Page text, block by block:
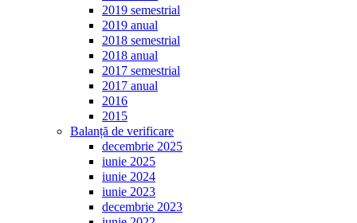
2019 semestrial
2019 anual
2018 semestrial
2018 anual
2017 semestrial
2017 anual
2016
2015
Balanță de verificare
decembrie 2025
iunie 2025
iunie 2024
iunie 2023
decembrie 2023